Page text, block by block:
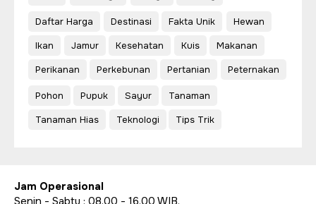
Daftar Harga Destinasi Fakta Unik
Hewan
Ikan
Jamur Kesehatan Kuis
Makanan
Perikanan
Perkebunan Pertanian Peternakan
Pohon Pupuk Sayur
Tanaman
Tanaman Hias
Teknologi Tips Trik
Jam Operasional